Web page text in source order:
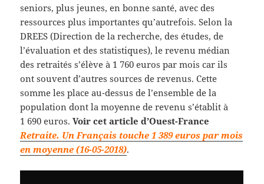
seniors, plus jeunes, en bonne santé, avec des
ressources plus importantes qu’autrefois. Selon la
DREES (Direction de la recherche, des études, de
l’évaluation et des statistiques), le revenu médian
des retraités s’élève à 1 760 euros par mois car ils
ont souvent d’autres sources de revenus. Cette
somme les place au-dessus de l’ensemble de la
population dont la moyenne de revenu s’établit à
1 690 euros.Voir cet article d’Ouest-France
Retraite. Un Français touche 1 389 euros par mois
en moyenne (16-05-2018).